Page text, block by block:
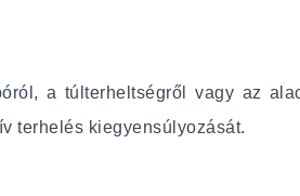
a túlterheltségről vagy az
terhelés kiegyensúlyozását.